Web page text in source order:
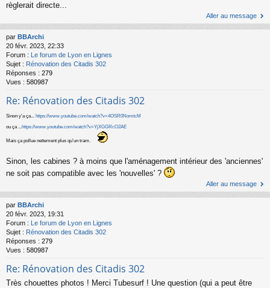
règlerait directe...
Aller au message
par BBArchi
20 févr. 2023, 22:33
Forum : Le forum de Lyon en Lignes
Sujet : Rénovation des Citadis 302
Réponses : 279
Vues : 580987
Re: Rénovation des Citadis 302
Sinon y'a ça... https://www.youtube.com/watch?v=4OSR0NomtcM
ou ça ...https://www.youtube.com/watch?v=YjXGGRcO2AE
Mais ça pollue nettement plus qu'un tram.
Sinon, les cabines ? à moins que l'aménagement intérieur des 'anciennes'
ne soit pas compatible avec les 'nouvelles' ?
Aller au message
par BBArchi
20 févr. 2023, 19:31
Forum : Le forum de Lyon en Lignes
Sujet : Rénovation des Citadis 302
Réponses : 279
Vues : 580987
Re: Rénovation des Citadis 302
Très chouettes photos ! Merci Tubesurf ! Une question (qui a peut être